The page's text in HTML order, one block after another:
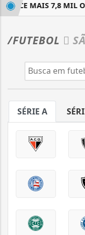
MAIS 7,8 MIL
/FUTEBOL
SÉRIE A